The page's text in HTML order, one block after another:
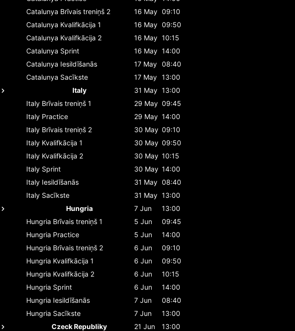
Catalunya Brīvais treniņš 2 16 May 09:10
Catalunya Kvalifkācija 1 16 May 09:50
Catalunya Kvalifkācija 2 16 May 10:15
Catalunya Sprint 16 May 14:00
Catalunya Iesildīšanās 17 May 08:40
Catalunya Sacīkste 17 May 13:00
Italy
31 May 13:00
Italy Brīvais treniņš 1 29 May 09:45
Italy Practice 29 May 14:00
Italy Brīvais treniņš 2 30 May 09:10
Italy Kvalifkācija 1 30 May 09:50
Italy Kvalifkācija 2 30 May 10:15
Italy Sprint 30 May 14:00
Italy Iesildīšanās 31 May 08:40
Italy Sacīkste 31 May 13:00
Hungria
7 Jun
13:00
Hungria Brīvais treniņš 1 5 Jun
09:45
Hungria Practice 5 Jun
14:00
Hungria Brīvais treniņš 2 6 Jun
09:10
Hungria Kvalifkācija 1 6 Jun
09:50
Hungria Kvalifkācija 2 6 Jun
10:15
Hungria Sprint 6 Jun
14:00
Hungria Iesildīšanās 7 Jun
08:40
Hungria Sacīkste 7 Jun
13:00
Czeck Republiky
21 Jun
13:00